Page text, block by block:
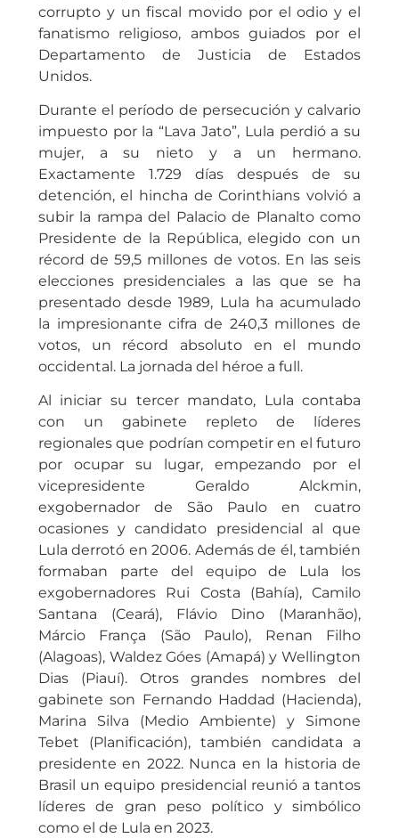
corrupto y un fiscal movido por el odio y el
fanatismo religioso, ambos guiados por el
Departamento de Justicia de Estados
Unidos.
Durante el período de persecución y calvario
impuesto por la “Lava Jato”, Lula perdió a su
mujer, a su nieto y a un hermano.
Exactamente 1.729 días después de su
detención, el hincha de Corinthians volvió a
subir la rampa del Palacio de Planalto como
Presidente de la República, elegido con un
récord de 59,5 millones de votos. En las seis
elecciones presidenciales a las que se ha
presentado desde 1989, Lula ha acumulado
la impresionante cifra de 240,3 millones de
votos, un récord absoluto en el mundo
occidental. La jornada del héroe a full.
Al iniciar su tercer mandato, Lula contaba
con un gabinete repleto de líderes
regionales que podrían competir en el futuro
por ocupar su lugar, empezando por el
vicepresidente Geraldo Alckmin,
exgobernador de São Paulo en cuatro
ocasiones y candidato presidencial al que
Lula derrotó en 2006. Además de él, también
formaban parte del equipo de Lula los
exgobernadores Rui Costa (Bahía), Camilo
Santana (Ceará), Flávio Dino (Maranhão),
Márcio França (São Paulo), Renan Filho
(Alagoas), Waldez Góes (Amapá) y Wellington
Dias (Piauí). Otros grandes nombres del
gabinete son Fernando Haddad (Hacienda),
Marina Silva (Medio Ambiente) y Simone
Tebet (Planificación), también candidata a
presidente en 2022. Nunca en la historia de
Brasil un equipo presidencial reunió a tantos
líderes de gran peso político y simbólico
como el de Lula en 2023.